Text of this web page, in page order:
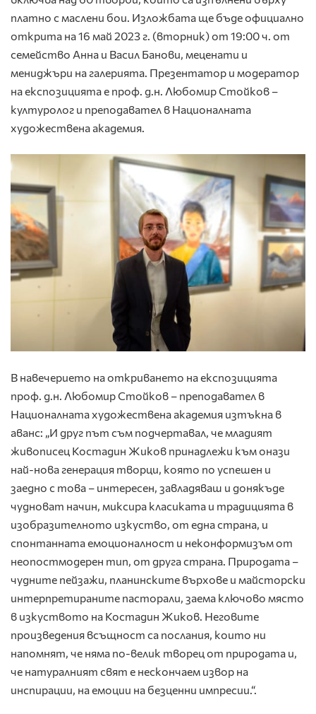
платно с маслени бои. Изложбата ще бъде официално
открита на 16 май 2023 г. (вторник) от 19:00 ч. от
семейство Анна и Васил Банови, меценати и
мениджъри на галерията. Презентатор и модератор
на експозицията е проф. д.н. Любомир Стойков –
културолог и преподавател в Националната
художествена академия.
В навечерието на откриването на експозицията
проф. д.н. Любомир Стойков – преподавател в
Националната художествена академия изтъкна в
аванс: „И друг път съм подчертавал, че младият
живописец Костадин Жиков принадлежи към онази
най-нова генерация творци, която по успешен и
заедно с това – интересен, завладяваш и донякъде
чудноват начин, миксира класиката и традицията в
изобразителното изкуство, от една страна, и
спонтанната емоционалност и неконформизъм от
неопостмодерен тип, от друга страна. Природата –
чудните пейзажи, планинските върхове и майсторски
интерпретираните пасторали, заема ключово място
в изкуството на Костадин Жиков. Неговите
произведения всъщност са послания, които ни
напомнят, че няма по-велик творец от природата и,
че натуралният свят е нескончаем извор на
инспирации, на емоции на безценни импресии.“.